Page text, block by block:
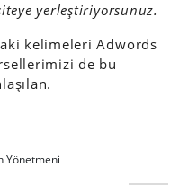
yerleştiriyorsunuz.
kelimeleri Adwords
de bu
Yönetmeni